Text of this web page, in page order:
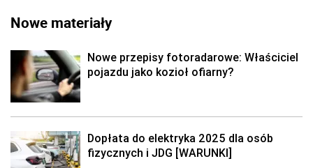
Nowe materiały
Nowe przepisy fotoradarowe: Właściciel
pojazdu jako kozioł ofiarny?
Dopłata do elektryka 2025 dla osób
fizycznych i JDG [WARUNKI]